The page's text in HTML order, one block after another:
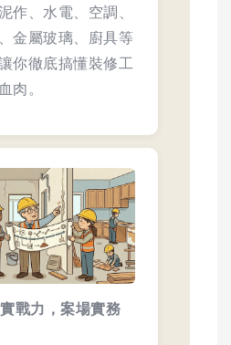
作、水電、空調、
金屬玻璃、廚具等
你徹底搞懂裝修工
肉。
戰力，案場實務